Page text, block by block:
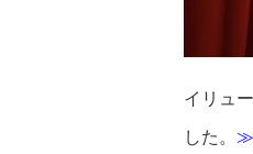
イリュ
した。